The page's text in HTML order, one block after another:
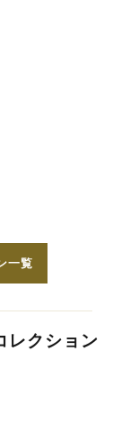
一覧
レクション